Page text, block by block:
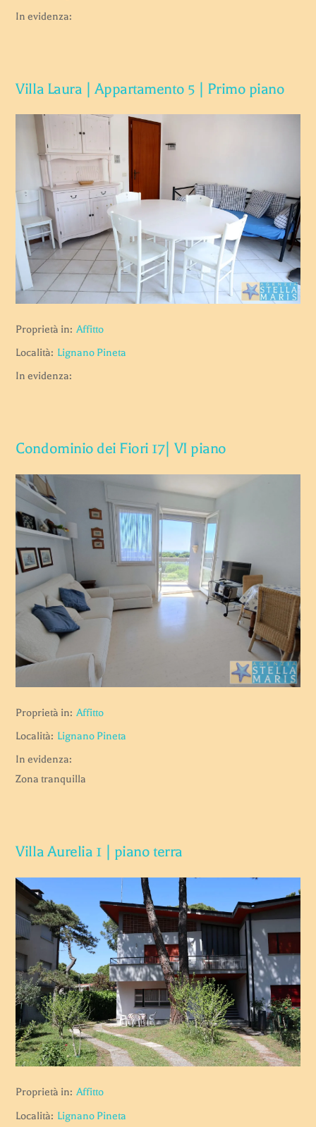
In evidenza:
Villa Laura | Appartamento 5 | Primo piano
Proprietà in: Affitto
Località: Lignano Pineta
In evidenza:
Condominio dei Fiori 17| VI piano
Proprietà in: Affitto
Località: Lignano Pineta
In evidenza:
Zona tranquilla
Villa Aurelia 1 | piano terra
Proprietà in: Affitto
Località: Lignano Pineta